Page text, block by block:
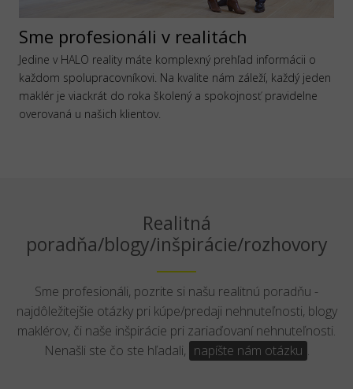
Sme profesionáli v realitách
Jedine v HALO reality máte komplexný prehľad informácii o
každom spolupracovníkovi. Na kvalite nám záleží, každý jeden
maklér je viackrát do roka školený a spokojnosť pravidelne
overovaná u našich klientov.
Realitná
poradňa/blogy/inšpirácie/rozhovory
Sme profesionáli, pozrite si našu realitnú poradňu -
najdôležitejšie otázky pri kúpe/predaji nehnuteľnosti, blogy
maklérov, či naše inšpirácie pri zariaďovaní nehnuteľnosti.
Nenašli ste čo ste hľadali, napíšte nám otázku .